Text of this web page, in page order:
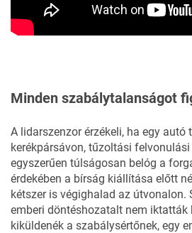
Minden szabálytalanságot
A lidarszenzor érzékeli, ha egy autó
kerékpársávon, tűzoltási
egyszerűen túlságosan belóg a
érdekében a bírság kiállítása előtt
kétszer is végighalad az útvonalon.
emberi döntéshozatalt nem
kiküldenék a szabálysértőnek, egy